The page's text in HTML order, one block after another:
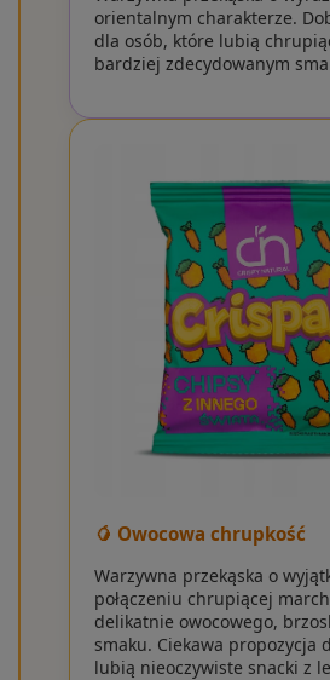
orientalnym charakterze.
dla osób, które lubią
bardziej zdecydowanym
🥭 Owocowa chrupkość
Warzywna przekąska o
połączeniu chrupiącej
delikatnie owocowego,
smaku. Ciekawa propozycja
lubią nieoczywiste snacki z